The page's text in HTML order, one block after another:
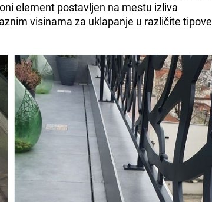
element postavljen na mestu izliva
visinama za uklapanje u različite tipove